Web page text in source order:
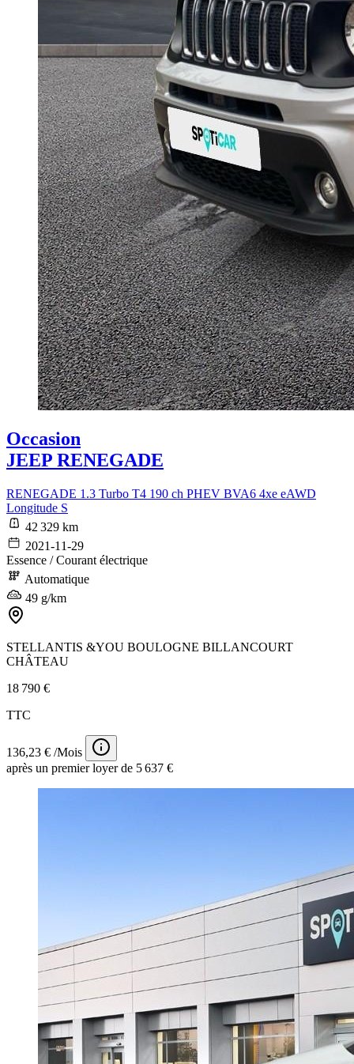
Occasion
JEEP RENEGADE
RENEGADE 1.3 Turbo T4 190 ch PHEV BVA6 4xe eAWD
Longitude S
42 329 km
2021-11-29
Essence / Courant électrique
Automatique
49 g/km
STELLANTIS &YOU BOULOGNE BILLANCOURT
CHÂTEAU
18 790 €
TTC
136,23 € /Mois
après un premier loyer de 5 637 €